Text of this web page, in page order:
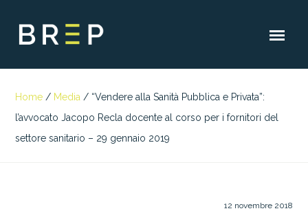
Home / Media / “Vendere alla Sanità Pubblica e Privata”:
l’avvocato Jacopo Recla docente al corso per i fornitori del
settore sanitario – 29 gennaio 2019
12 novembre 2018